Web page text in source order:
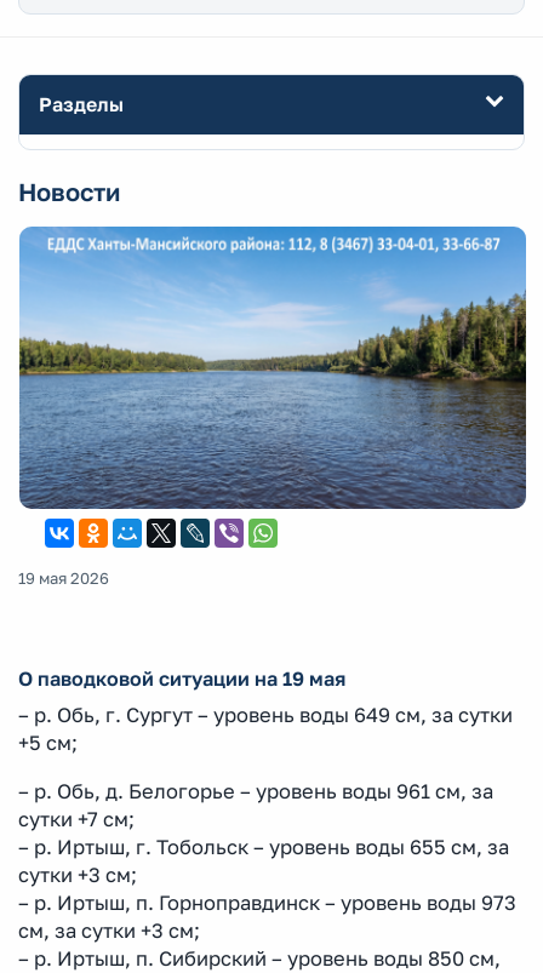
Разделы
Новости
19 мая 2026
О паводковой ситуации на 19 мая
– р. Обь, г. Сургут – уровень воды 649 см, за сутки
+5 см;
– р. Обь, д. Белогорье – уровень воды 961 см, за
сутки +7 см;
– р. Иртыш, г. Тобольск – уровень воды 655 см, за
сутки +3 см;
– р. Иртыш, п. Горноправдинск – уровень воды 973
см, за сутки +3 см;
– р. Иртыш, п. Сибирский – уровень воды 850 см,